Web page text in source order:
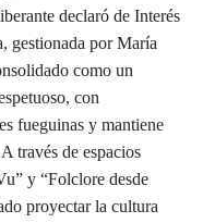
declaró de Interés
gestionada por María
como un
con
fueguinas y mantiene
través de espacios
y “Folclore desde
proyectar la cultura